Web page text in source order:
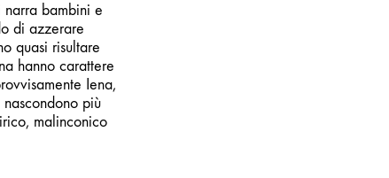
bambini e
di azzerare
quasi risultare
hanno carattere
Iena,
più
malinconico